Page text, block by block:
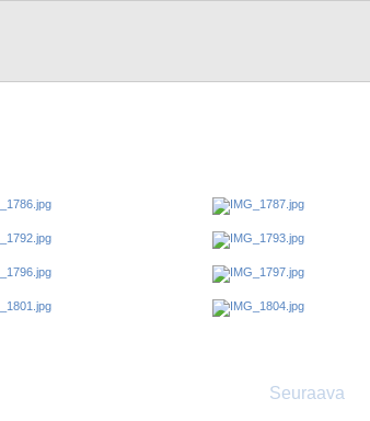
Seuraava